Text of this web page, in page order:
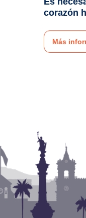
corazón
Más